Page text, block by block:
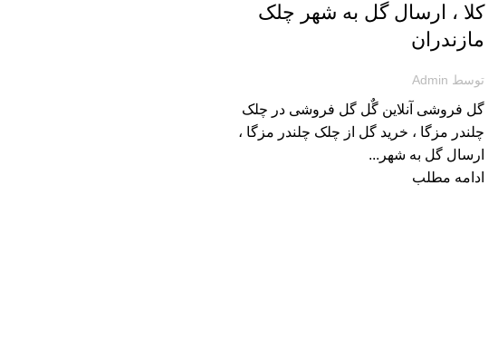
کلا ، ارسال گل به شهر چلک
مازندران
توسط Admin
گل فروشی آنلاین گٌل گل فروشی در چلک
چلندر مزگا ، خرید گل از چلک چلندر مزگا ،
ارسال گل به شهر...
ادامه مطلب